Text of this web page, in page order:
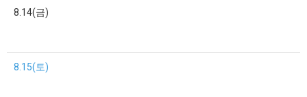
8.14(금)
8.15(토)